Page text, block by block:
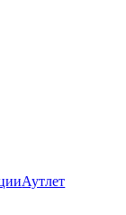
Аутлет